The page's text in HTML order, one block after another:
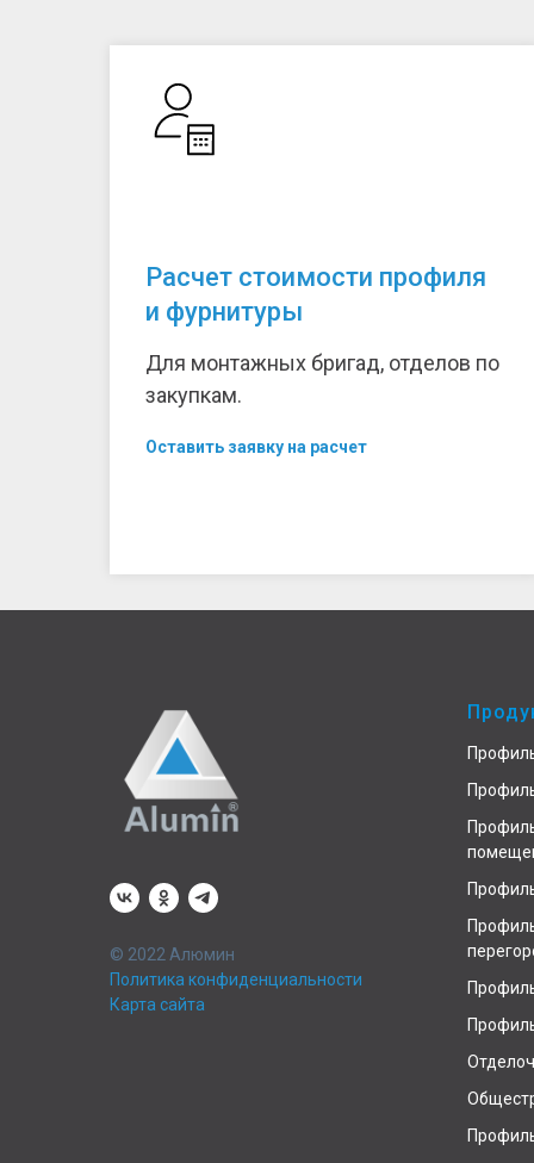
Расчет стоимости профиля
и фурнитуры
Для монтажных бригад, отделов по
закупкам.
Оставить заявку на расчет
© 2022 Алюмин
Политика конфиденциальности
Карта сайта